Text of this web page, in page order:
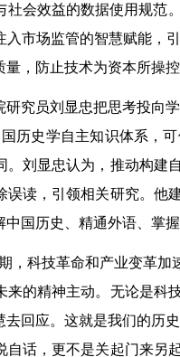
会效益的数据使用规范
市场监管的智慧赋能，
，防止技术为资本所操
究员刘显忠把思考投向
历史学自主知识体系，
刘显忠认为，推动构
读，引领相关研究。
国历史、精通外语、掌
，科技革命和产业变革
来的精神主动。无论是
回应。这就是我们的历
自话，更不是关起门来